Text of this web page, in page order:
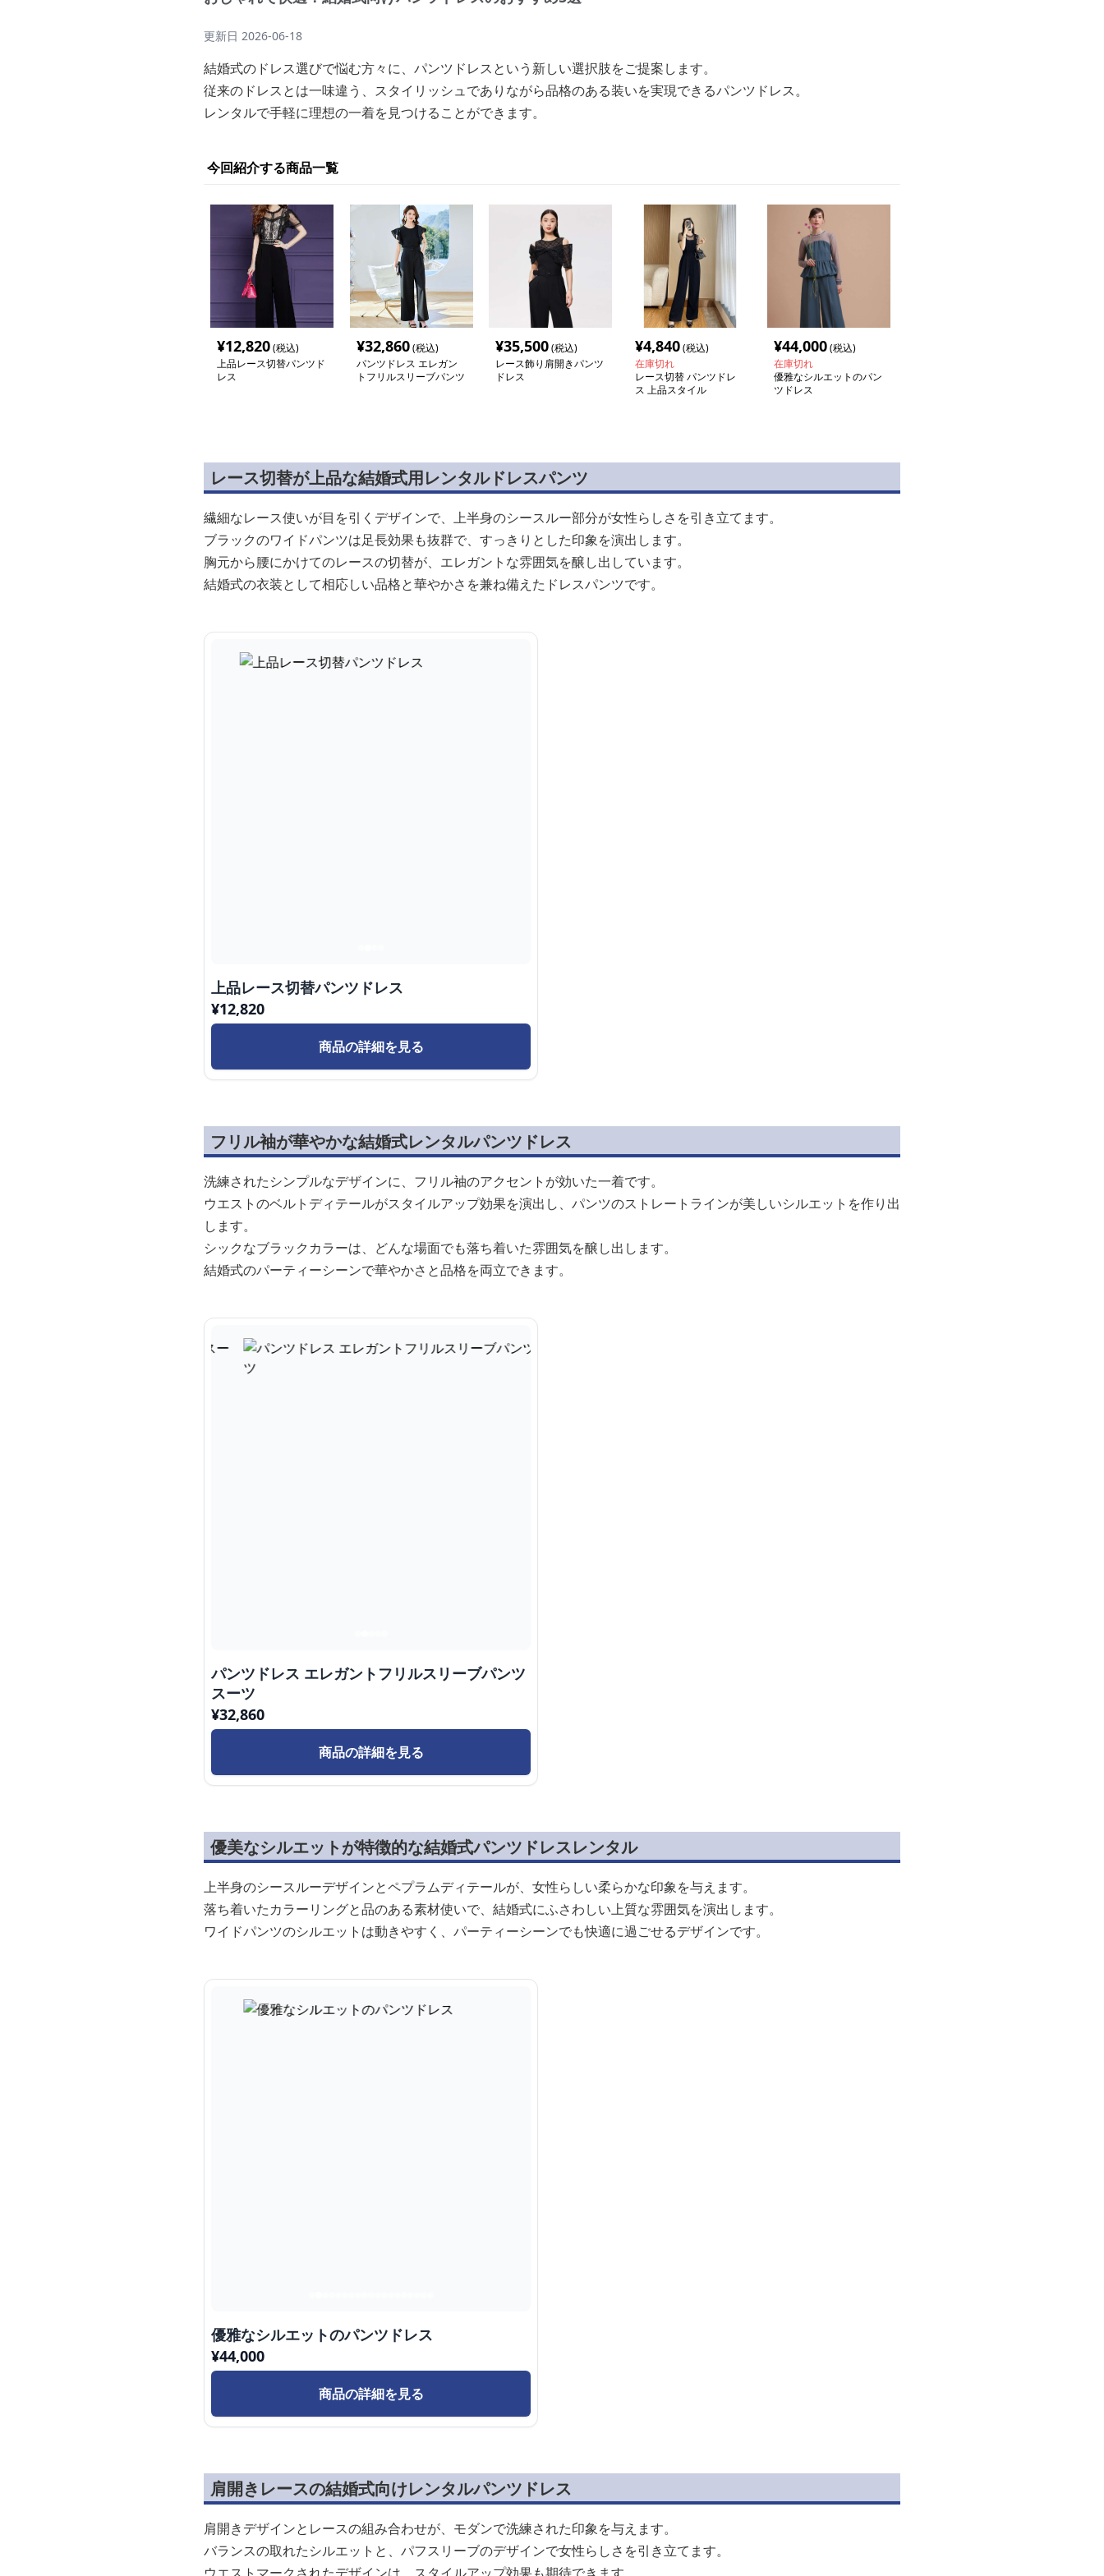
更新日 2026-06-18
結婚式のドレス選びで悩む方々に、パンツドレスという新しい選択肢をご提案します。
従来のドレスとは一味違う、スタイリッシュでありながら品格のある装いを実現できるパンツドレス。
レンタルで手軽に理想の一着を見つけることができます。
今回紹介する商品一覧
¥12,820(税込)
上品レース切替パンツド
レス
¥32,860(税込)
パンツドレス エレガン
トフリルスリーブパンツ
¥35,500(税込)
レース飾り肩開きパンツ
ドレス
¥4,840(税込)
在庫切れ
レース切替 パンツドレ
ス 上品スタイル
¥44,000(税込)
在庫切れ
優雅なシルエットのパン
ツドレス
レース切替が上品な結婚式用レンタルドレスパンツ
繊細なレース使いが目を引くデザインで、上半身のシースルー部分が女性らしさを引き立てます。
ブラックのワイドパンツは足長効果も抜群で、すっきりとした印象を演出します。
胸元から腰にかけてのレースの切替が、エレガントな雰囲気を醸し出しています。
結婚式の衣装として相応しい品格と華やかさを兼ね備えたドレスパンツです。
上品レース切替パンツドレス
¥12,820
商品の詳細を見る
フリル袖が華やかな結婚式レンタルパンツドレス
洗練されたシンプルなデザインに、フリル袖のアクセントが効いた一着です。
ウエストのベルトディテールがスタイルアップ効果を演出し、パンツのストレートラインが美しいシルエットを作り出
します。
シックなブラックカラーは、どんな場面でも落ち着いた雰囲気を醸し出します。
結婚式のパーティーシーンで華やかさと品格を両立できます。
パンツドレス エレガントフリルスリーブパンツ
スーツ
¥32,860
商品の詳細を見る
優美なシルエットが特徴的な結婚式パンツドレスレンタル
上半身のシースルーデザインとペプラムディテールが、女性らしい柔らかな印象を与えます。
落ち着いたカラーリングと品のある素材使いで、結婚式にふさわしい上質な雰囲気を演出します。
ワイドパンツのシルエットは動きやすく、パーティーシーンでも快適に過ごせるデザインです。
優雅なシルエットのパンツドレス
¥44,000
商品の詳細を見る
肩開きレースの結婚式向けレンタルパンツドレス
肩開きデザインとレースの組み合わせが、モダンで洗練された印象を与えます。
バランスの取れたシルエットと、パフスリーブのデザインで女性らしさを引き立てます。